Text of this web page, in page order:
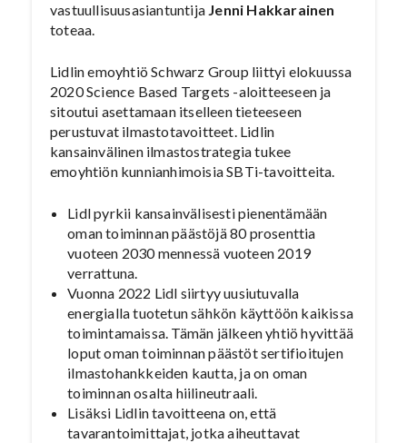
vastuullisuusasiantuntija Jenni Hakkarainen
toteaa.
Lidlin emoyhtiö Schwarz Group liittyi elokuussa
2020 Science Based Targets -aloitteeseen ja
sitoutui asettamaan itselleen tieteeseen
perustuvat ilmastotavoitteet. Lidlin
kansainvälinen ilmastostrategia tukee
emoyhtiön kunnianhimoisia SBTi-tavoitteita.
Lidl pyrkii kansainvälisesti pienentämään
oman toiminnan päästöjä 80 prosenttia
vuoteen 2030 mennessä vuoteen 2019
verrattuna.
Vuonna 2022 Lidl siirtyy uusiutuvalla
energialla tuotetun sähkön käyttöön kaikissa
toimintamaissa. Tämän jälkeen yhtiö hyvittää
loput oman toiminnan päästöt sertifioitujen
ilmastohankkeiden kautta, ja on oman
toiminnan osalta hiilineutraali.
Lisäksi Lidlin tavoitteena on, että
tavarantoimittajat, jotka aiheuttavat